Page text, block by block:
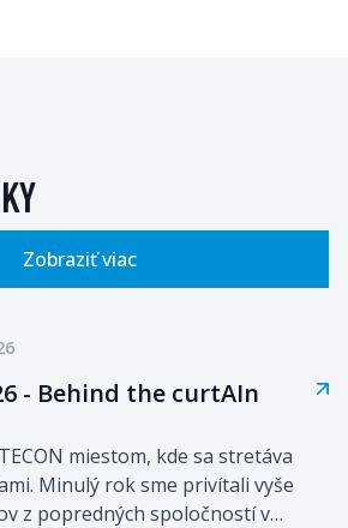
Zobraziť viac
- Behind the curtAIn
miestom, kde sa stretáva
Minulý rok sme privítali vyše
z popredných spoločností v